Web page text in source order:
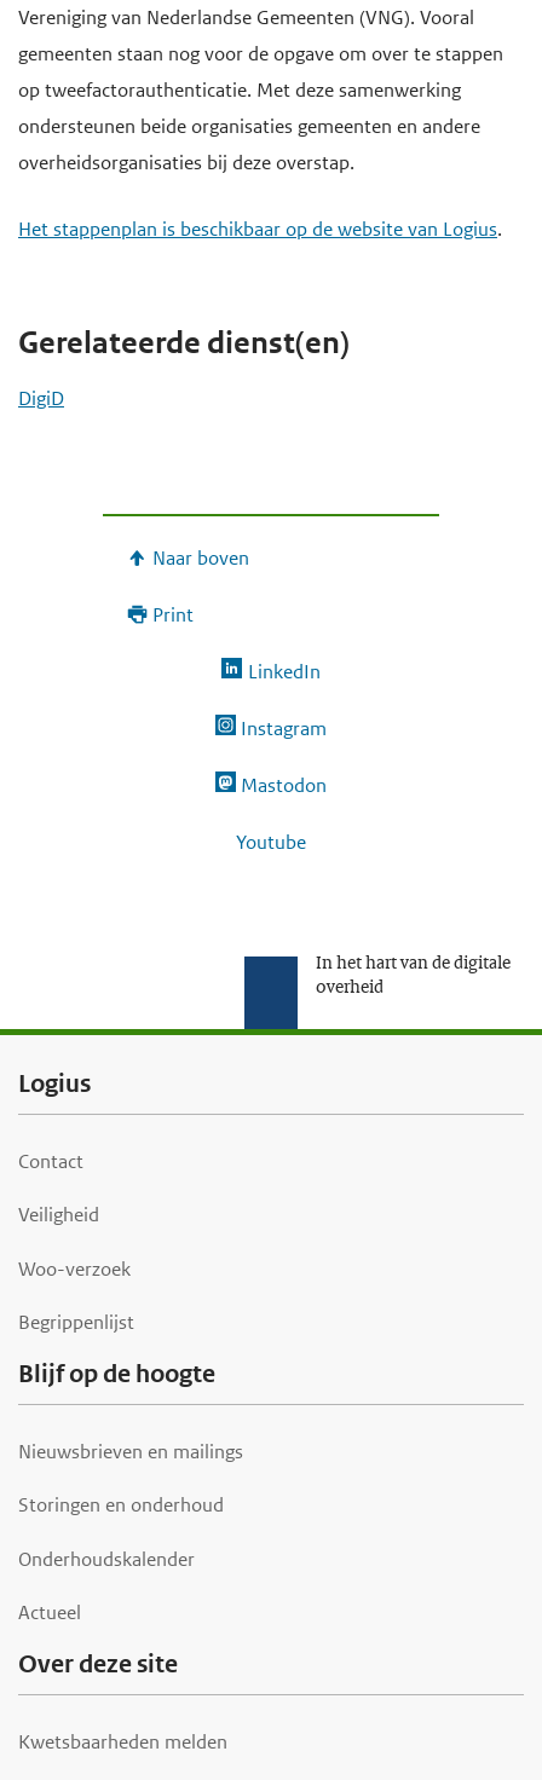
Vereniging van Nederlandse Gemeenten (VNG). Vooral
gemeenten staan nog voor de opgave om over te stappen
op tweefactorauthenticatie. Met deze samenwerking
ondersteunen beide organisaties gemeenten en andere
overheidsorganisaties bij deze overstap.
Het stappenplan is beschikbaar op de website van Logius.
Gerelateerde dienst(en)
DigiD
Naar boven
Print
LinkedIn
Instagram
Mastodon
Youtube
In het hart van de digitale
overheid
F
o
o
e
r
Logius
Contact
Veiligheid
Woo-verzoek
Begrippenlijst
Blijf op de hoogte
Nieuwsbrieven en mailings
Storingen en onderhoud
Onderhoudskalender
Actueel
Over deze site
Kwetsbaarheden melden